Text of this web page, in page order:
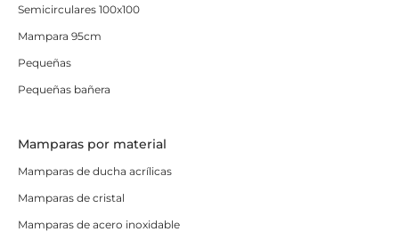
Semicirculares 100x100
Mampara 95cm
Pequeñas
Pequeñas bañera
Mamparas por material
Mamparas de ducha acrílicas
Mamparas de cristal
Mamparas de acero inoxidable